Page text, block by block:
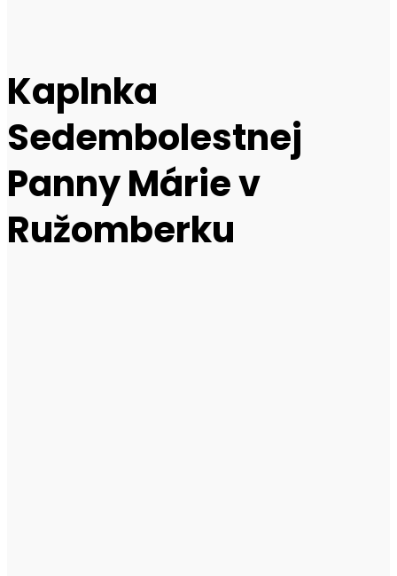
Kaplnka
Sedembolestnej
Panny Márie v
Ružomberku